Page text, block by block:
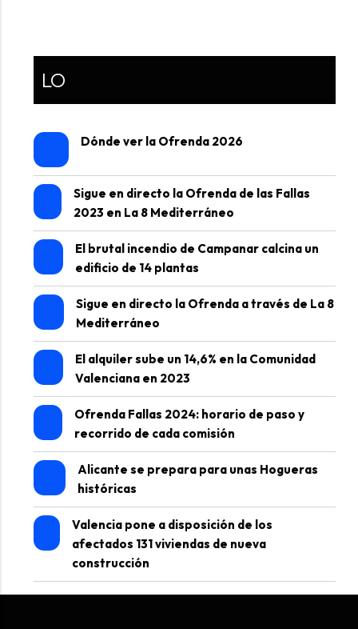
LO
Dónde ver la Ofrenda 2026
Sigue en directo la Ofrenda de las Fallas
2023 en La 8 Mediterráneo
El brutal incendio de Campanar calcina un
edificio de 14 plantas
Sigue en directo la Ofrenda a través de La 8
Mediterráneo
El alquiler sube un 14,6% en la Comunidad
Valenciana en 2023
Ofrenda Fallas 2024: horario de paso y
recorrido de cada comisión
Alicante se prepara para unas Hogueras
históricas
Valencia pone a disposición de los
afectados 131 viviendas de nueva
construcción